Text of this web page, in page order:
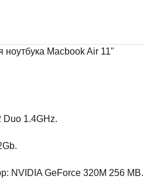
ноутбука Macbook Air 11"
Duo 1.4GHz.
NVIDIA GeForce 320M 256 MB.